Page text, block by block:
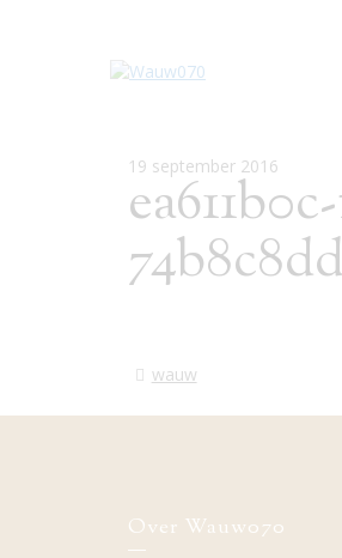
19 september 2016
wauw
Over Wauw070